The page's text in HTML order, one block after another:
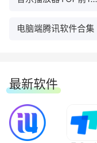
4、【星光卡】
深情
电脑端腾讯软件合集
最新软件